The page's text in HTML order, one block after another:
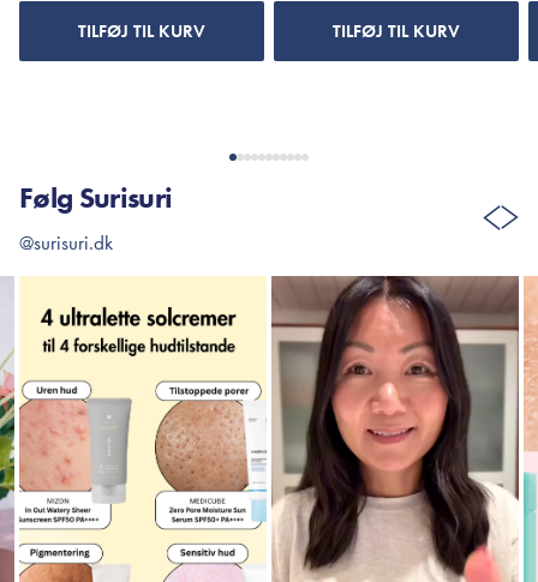
TILFØJ TIL KURV TILFØJ TIL KURV
Følg Surisuri
@surisuri.dk